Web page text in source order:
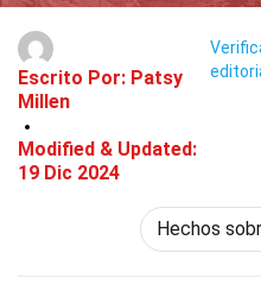
Escrito Por: Patsy
Millen
Modified & Updated:
19 Dic 2024
Hechos